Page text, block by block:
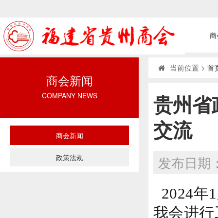
商会新闻
COMPANY NEWS
商会新闻
政策法规
当前位置 > 首
贵州
交流
发布日期
2024年
我会进